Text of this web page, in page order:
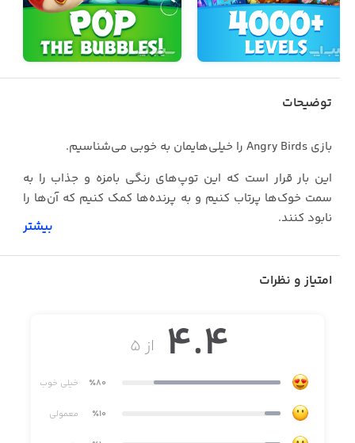
توضیحات
بازی Angry Birds را خیلی‌هایمان به خوبی می‌شناسیم.
این بار قرار است که این توپ‌های رنگی بامزه و جذاب را به
سمت خوک‌ها پرتاب کنیم و به پرنده‌ها کمک کنیم که آن‌ها را
نابود کنند.
بیشتر
امتیاز و نظرات
از ۵ 4.4
٪80 خیلی خوب
٪10 معمولی